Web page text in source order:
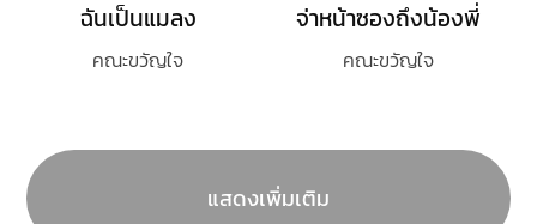
ฉันเป็นแมลง
คณะขวัญใจ
จ่าหน้าซองถึงน้องพี่
คณะขวัญใจ
แสดงเพิ่มเติม